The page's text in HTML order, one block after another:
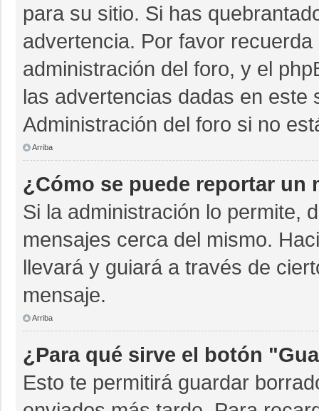
para su sitio. Si has
advertencia. Por favor
administración del foro, y el
las advertencias dadas en este
Administración del foro si no
Arriba
¿Cómo se puede reportar un
Si la administración lo permite,
mensajes cerca del mismo.
llevará y guiará a través de
mensaje.
Arriba
¿Para qué sirve el botón
Esto te permitirá guardar